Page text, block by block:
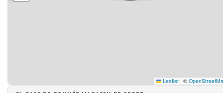
Leaflet | ©